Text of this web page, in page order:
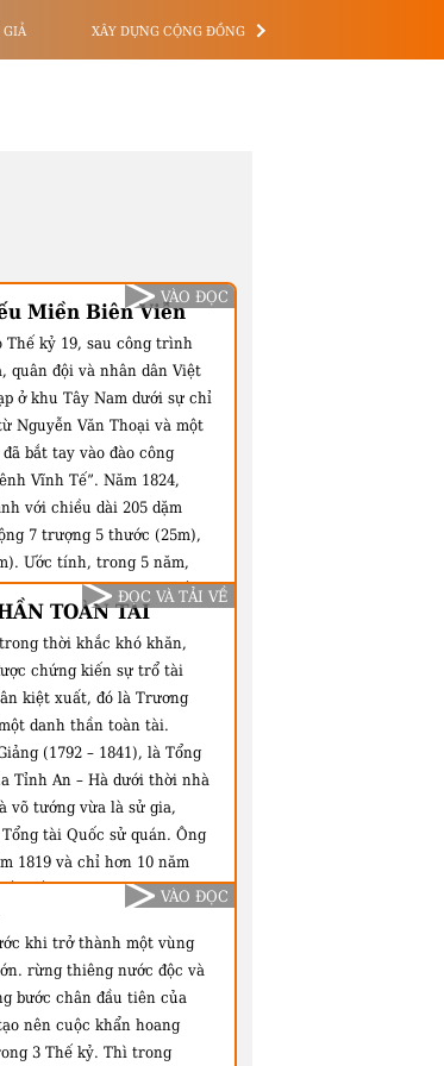
GIẢ XÂY DỰNG CỘNG ĐỒNG
Miền Biên Viễn
Thế kỷ 19, sau công trình
quân đội và nhân dân Việt
ở khu Tây Nam dưới sự chỉ
Nguyễn Văn Thoại và một
bắt tay vào đào công
Vĩnh Tế”. Năm 1824,
với chiều dài 205 dặm
7 trượng 5 thước (25m),
Ước tính, trong 5 năm,
đã phải huy động đến
binh. Kênh đào xong đã
vạn mẫu ruộng miền
đi lại bằng đường thủy
lợi.
VÀO ĐỌC
TOÀN TÀI
thời khắc khó khăn,
chứng kiến sự trổ tài
kiệt xuất, đó là Trương
danh thần toàn tài.
(1792 – 1841), là Tổng
Tỉnh An – Hà dưới thời nhà
võ tướng vừa là sử gia,
tài Quốc sử quán. Ông
1819 và chỉ hơn 10 năm
đến chức Thượng thư Bộ
là những gì có thể nói
ông.
ĐỌC VÀ TẢI VỀ
khi trở thành một vùng
rừng thiêng nước độc và
bước chân đầu tiên của
nên cuộc khẩn hoang
3 Thế kỷ. Thì trong
VÀO ĐỌC